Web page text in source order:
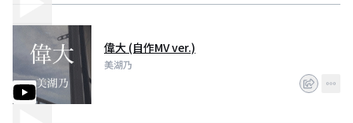
偉大 (自作MV ver.)
美湖乃